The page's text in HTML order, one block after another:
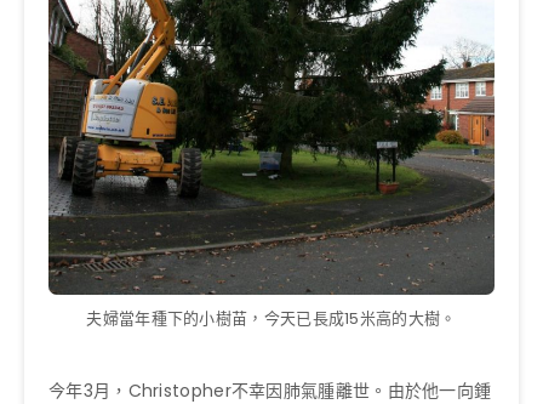
夫婦當年種下的小樹苗，今天已長成15米高的大樹。
今年3月，Christopher不幸因肺氣腫離世。由於他一向鍾